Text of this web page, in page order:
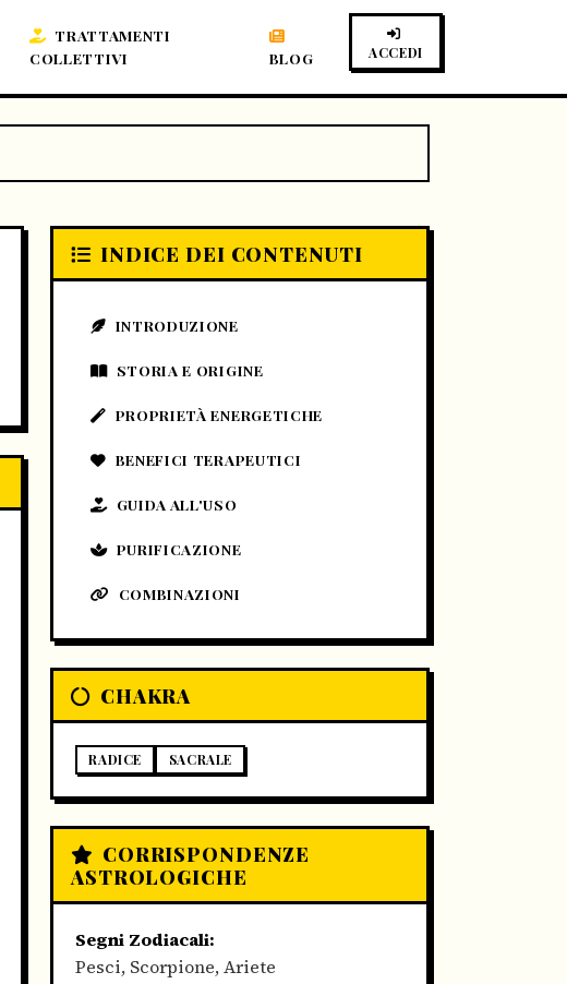
TRATTAMENTI
COLLETTIVI
BLOG ACCEDI
INDICE DEI CONTENUTI
INTRODUZIONE
STORIA E ORIGINE
PROPRIETÀ ENERGETICHE
BENEFICI TERAPEUTICI
GUIDA ALL'USO
PURIFICAZIONE
COMBINAZIONI
CHAKRA
RADICE SACRALE
CORRISPONDENZE
ASTROLOGICHE
Segni Zodiacali:
Pesci, Scorpione, Ariete